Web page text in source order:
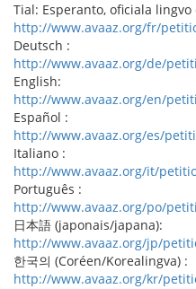
Tial: Esperanto, oficiala lingvo
http://www.avaaz.org/fr/
Deutsch :
http://www.avaaz.org/de/
English:
http://www.avaaz.org/en/
Español :
http://www.avaaz.org/es/
Italiano :
http://www.avaaz.org/it/
Português :
http://www.avaaz.org/po/
日本語 (japonais/japana):
http://www.avaaz.org/jp/
한국의 (Coréen/Korealingva) :
http://www.avaaz.org/kr/